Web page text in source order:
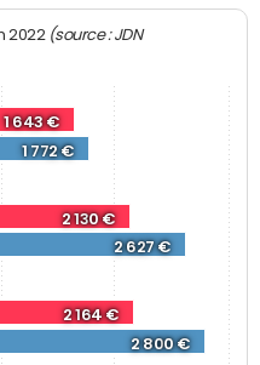
2022 (source : JDN
1 643 €
2 130 €
2 164 €
1 772 €
2 627 €
2 800 €